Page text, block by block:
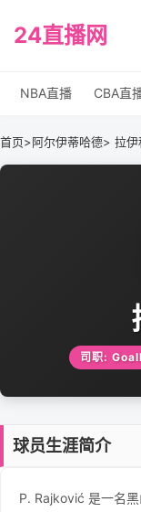
24直播网
NBA直播 CBA直
首页>阿尔伊蒂哈德> 拉伊
司职:
球员生涯简介
P. Rajković 是一名